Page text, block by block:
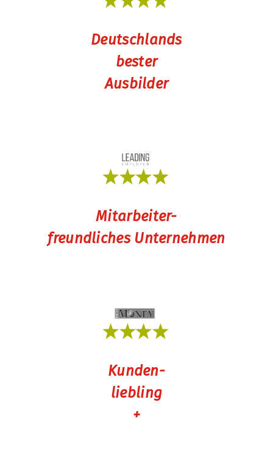
Deutschlands
bester
Ausbilder
Mitarbeiter-
freundliches Unternehmen
Kunden-
liebling
+